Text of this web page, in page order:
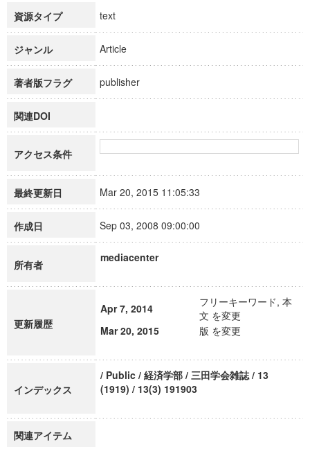
資源タイプ text
ジャンル Article
著者版フラグ publisher
関連DOI
アクセス条件
最終更新日 Mar 20, 2015 11:05:33
作成日 Sep 03, 2008 09:00:00
所有者
mediacenter
更新履歴
Apr 7, 2014
フリーキーワード, 本
文 を変更
Mar 20, 2015
版 を変更
インデックス
/ Public / 経済学部 / 三田学会雑誌 / 13
(1919) / 13(3) 191903
関連アイテム